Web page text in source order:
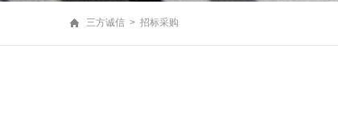
三方诚信 > 招标采购